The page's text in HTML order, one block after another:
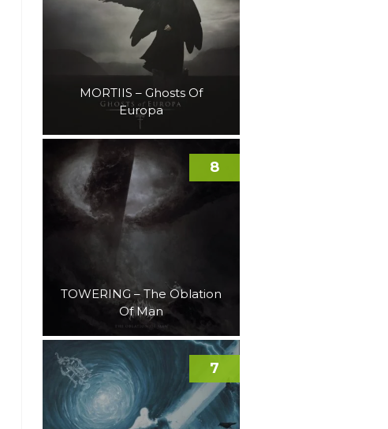
MORTIIS – Ghosts Of
Europa
TOWERING – The Oblation
Of Man
8
7